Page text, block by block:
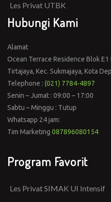
Les Privat UTBK
Hubungi Kami
Alamat
Ocean Terrace Residence Blok E1
Tirtajaya, Kec. Sukmajaya, Kota
Telephone : (021) 7784-4897
Senin – Jumat : 09:00 – 17:00
Sabtu – Minggu : Tutup
Whatsapp 24 jam:
Tim Marketing 087896080154
Program Favorit
Les Privat SIMAK UI Intensif